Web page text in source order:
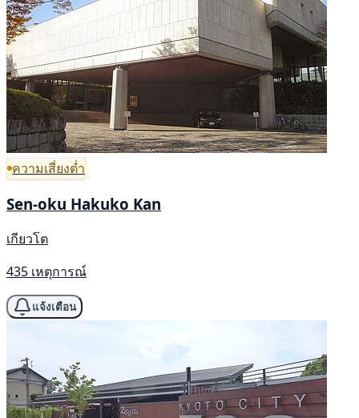
ความเสี่ยงต่ำ
Sen-oku Hakuko Kan
เกียวโต
435 เหตุการณ์
แจ้งเตือน